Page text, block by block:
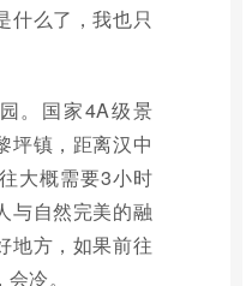
什么了，我也只
。国家4A级景
坪镇，距离汉中
大概需要3小时
与自然完美的融
地方，如果前往
冷。